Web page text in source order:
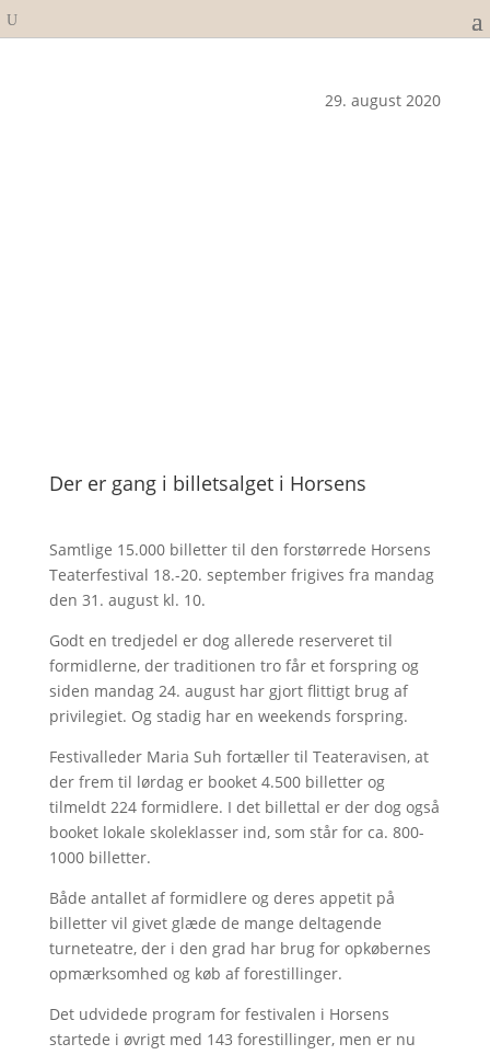
29. august 2020
Der er gang i billetsalget i Horsens
Samtlige 15.000 billetter til den forstørrede Horsens
Teaterfestival 18.-20. september frigives fra mandag
den 31. august kl. 10.
Godt en tredjedel er dog allerede reserveret til
formidlerne, der traditionen tro får et forspring og
siden mandag 24. august har gjort flittigt brug af
privilegiet. Og stadig har en weekends forspring.
Festivalleder Maria Suh fortæller til Teateravisen, at
der frem til lørdag er booket 4.500 billetter og
tilmeldt 224 formidlere. I det billettal er der dog også
booket lokale skoleklasser ind, som står for ca. 800-
1000 billetter.
Både antallet af formidlere og deres appetit på
billetter vil givet glæde de mange deltagende
turneteatre, der i den grad har brug for opkøbernes
opmærksomhed og køb af forestillinger.
Det udvidede program for festivalen i Horsens
startede i øvrigt med 143 forestillinger, men er nu